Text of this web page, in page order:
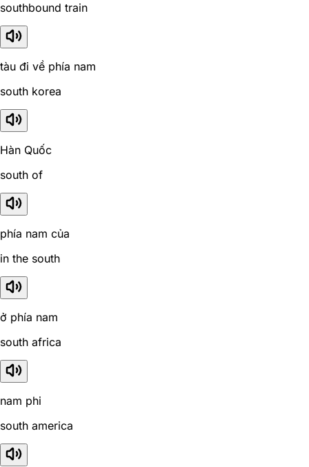
southbound train
tàu đi về phía nam
south korea
Hàn Quốc
south of
phía nam của
in the south
ở phía nam
south africa
nam phi
south america